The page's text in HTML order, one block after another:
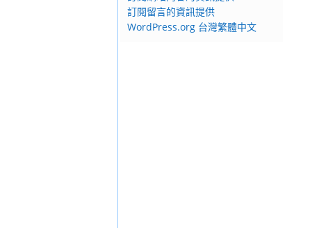
訂閱留言的資訊提供
WordPress.org 台灣繁體中文